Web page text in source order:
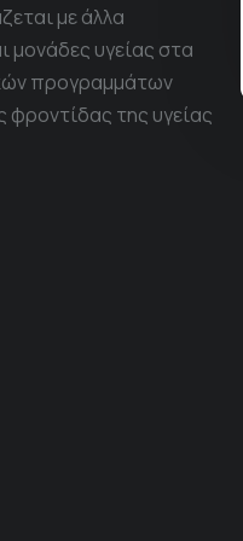
με άλλα
μονάδες υγείας στα
προγραμμάτων
φροντίδας της υγείας